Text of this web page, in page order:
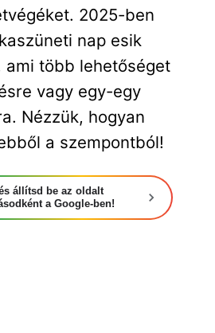
2025-ben
nap esik
ami több lehetőséget
vagy egy-egy
Nézzük, hogyan
a szempontból!
állítsd be az oldalt
a Google-ben!